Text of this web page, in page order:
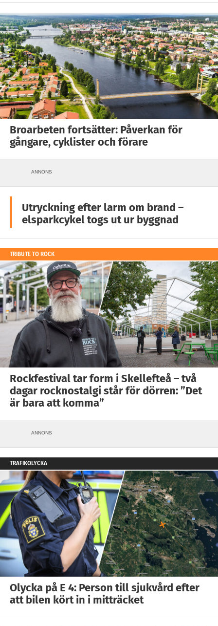
Broarbeten fortsätter: Påverkan för
gångare, cyklister och förare
ANNONS
Utryckning efter larm om brand –
elsparkcykel togs ut ur byggnad
TRIBUTE TO ROCK
Rockfestival tar form i Skellefteå – två
dagar rocknostalgi står för dörren: ”Det
är bara att komma”
ANNONS
TRAFIKOLYCKA
Olycka på E 4: Person till sjukvård efter
att bilen kört in i mitträcket